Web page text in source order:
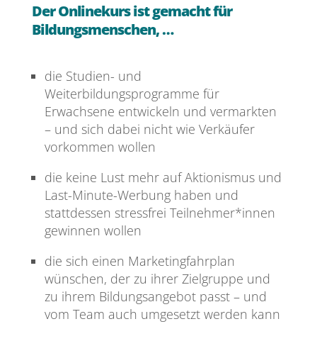
Der Onlinekurs ist gemacht für
Bildungsmenschen, …
die Studien- und
Weiterbildungsprogramme für
Erwachsene entwickeln und vermarkten
– und sich dabei nicht wie Verkäufer
vorkommen wollen
die keine Lust mehr auf Aktionismus und
Last-Minute-Werbung haben und
stattdessen stressfrei Teilnehmer*innen
gewinnen wollen
die sich einen Marketingfahrplan
wünschen, der zu ihrer Zielgruppe und
zu ihrem Bildungsangebot passt – und
vom Team auch umgesetzt werden kann